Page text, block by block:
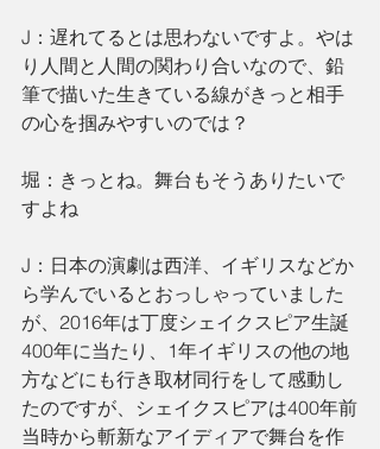
J：遅れてるとは思わないですよ。やは
り人間と人間の関わり合いなので、鉛
筆で描いた生きている線がきっと相手
の心を掴みやすいのでは？
堀：きっとね。舞台もそうありたいで
すよね
J：日本の演劇は西洋、イギリスなどか
ら学んでいるとおっしゃっていました
が、2016年は丁度シェイクスピア生誕
400年に当たり、1年イギリスの他の地
方などにも行き取材同行をして感動し
たのですが、シェイクスピアは400年前
当時から斬新なアイディアで舞台を作